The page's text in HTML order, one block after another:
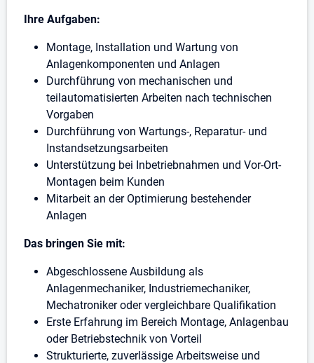
Ihre Aufgaben:
Montage, Installation und Wartung von
Anlagenkomponenten und Anlagen
Durchführung von mechanischen und
teilautomatisierten Arbeiten nach technischen
Vorgaben
Durchführung von Wartungs-, Reparatur- und
Instandsetzungsarbeiten
Unterstützung bei Inbetriebnahmen und Vor-Ort-
Montagen beim Kunden
Mitarbeit an der Optimierung bestehender
Anlagen
Das bringen Sie mit:
Abgeschlossene Ausbildung als
Anlagenmechaniker, Industriemechaniker,
Mechatroniker oder vergleichbare Qualifikation
Erste Erfahrung im Bereich Montage, Anlagenbau
oder Betriebstechnik von Vorteil
Strukturierte, zuverlässige Arbeitsweise und